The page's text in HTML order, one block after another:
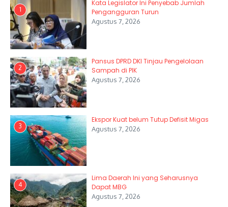
1
Kata Legislator Ini Penyebab Jumlah
Pengangguran Turun
Agustus 7, 2026
2
Pansus DPRD DKI Tinjau Pengelolaan
Sampah di PIK
Agustus 7, 2026
3
Ekspor Kuat belum Tutup Defisit Migas
Agustus 7, 2026
4
Lima Daerah Ini yang Seharusnya
Dapat MBG
Agustus 7, 2026